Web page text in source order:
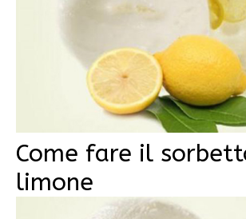
Come fare il
limone